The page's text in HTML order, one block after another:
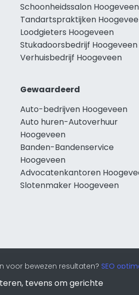
Schoonheidssalon Hoogeveen
Tandartspraktijken
Loodgieters Hoogeveen
Stukadoorsbedrijf Hoogeveen
Verhuisbedrijf Hoogeveen
Gewaardeerd
Auto-bedrijven Hoogeveen
Auto huren-Autoverhuur
Hoogeveen
Banden-Bandenservice
Hoogeveen
Advocatenkantoren
Slotenmaker Hoogeveen
voor bewezen resultaten? SEO
tevens om gerichte